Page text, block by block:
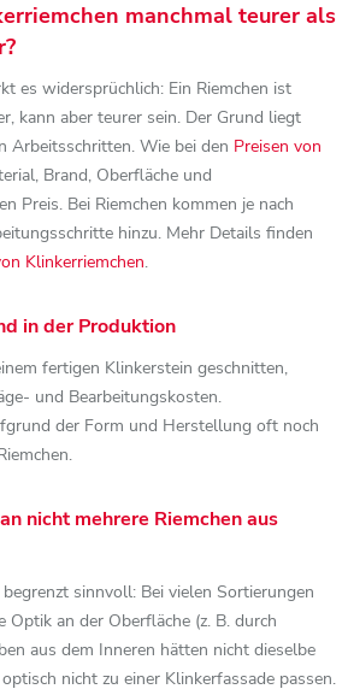
manchmal teurer als
es widersprüchlich: Ein Riemchen ist
kann aber teurer sein. Der Grund liegt
Arbeitsschritten. Wie bei den Preisen von
Brand, Oberfläche und
Preis. Bei Riemchen kommen je nach
hinzu. Mehr Details finden
Klinkerriemchen.
in der Produktion
fertigen Klinkerstein geschnitten,
und Bearbeitungskosten.
der Form und Herstellung oft noch
nicht mehrere Riemchen aus
sinnvoll: Bei vielen Sortierungen
an der Oberfläche (z. B. durch
aus dem Inneren hätten nicht dieselbe
nicht zu einer Klinkerfassade passen.